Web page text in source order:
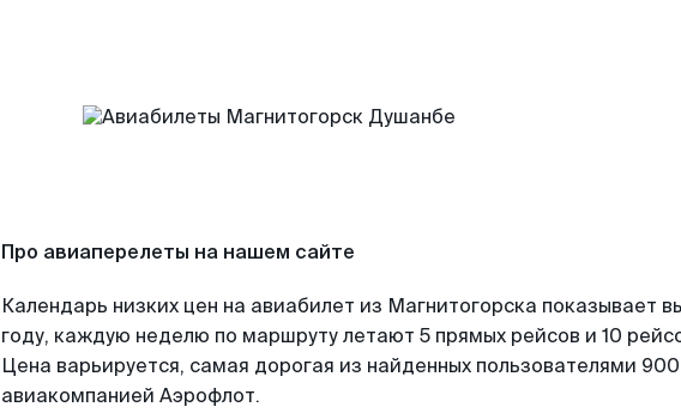
Про авиаперелеты на нашем сайте
Календарь низких цен на авиабилет из Магнитогорска показывает
году, каждую неделю по маршруту летают 5 прямых рейсов и 10
Цена варьируется, самая дорогая из найденных пользователями
авиакомпанией Аэрофлот.